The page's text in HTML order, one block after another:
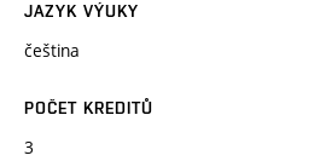
JAZYK VÝUKY
čeština
POČET KREDITŮ
3